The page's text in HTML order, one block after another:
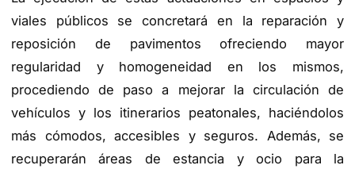
viales públicos se concretará en la reparación y
reposición de pavimentos ofreciendo mayor
regularidad y homogeneidad en los mismos,
procediendo de paso a mejorar la circulación de
vehículos y los itinerarios peatonales, haciéndolos
más cómodos, accesibles y seguros. Además, se
recuperarán áreas de estancia y ocio para la